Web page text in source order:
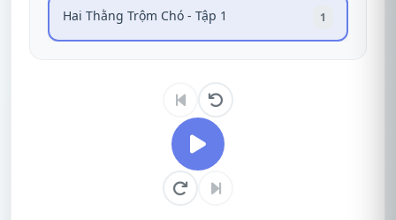
Hai Thằng Trộm Chó - Tập 1 1